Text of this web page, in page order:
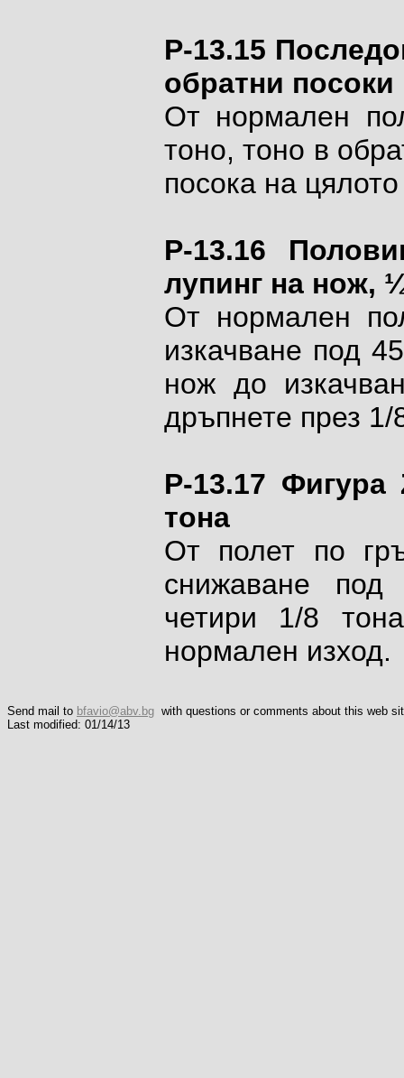
P-13.15
обратни посоки
От нормален
тоно, тоно в
посока на
P-13.16
лупинг на нож,
От нормален
изкачване под
нож до
дръпнете през 1/
P-13.17
тона
От полет по
снижаване под
четири 1/8
нормален изход.
Send mail to bfavio@abv.bg with questions or comments about this web
Last modified: 01/14/13